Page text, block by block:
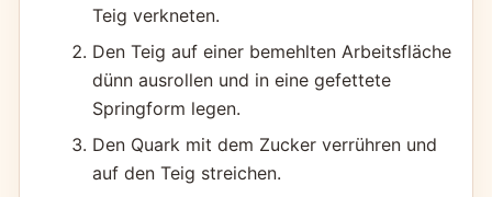
Teig verkneten.
Den Teig auf einer bemehlten Arbeitsfläche
dünn ausrollen und in eine gefettete
Springform legen.
Den Quark mit dem Zucker verrühren und
auf den Teig streichen.